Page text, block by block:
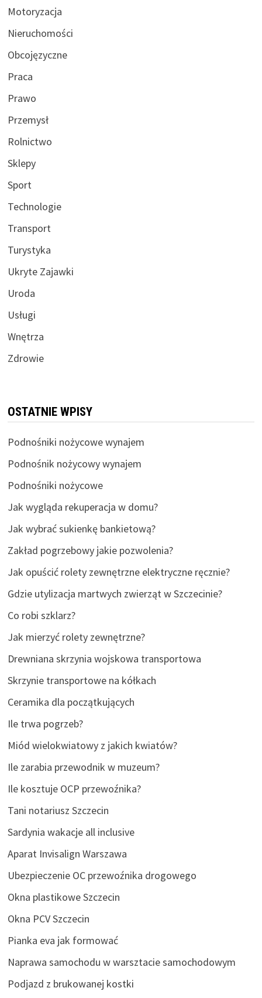
Motoryzacja
Nieruchomości
Obcojęzyczne
Praca
Prawo
Przemysł
Rolnictwo
Sklepy
Sport
Technologie
Transport
Turystyka
Ukryte Zajawki
Uroda
Usługi
Wnętrza
Zdrowie
OSTATNIE WPISY
Podnośniki nożycowe wynajem
Podnośnik nożycowy wynajem
Podnośniki nożycowe
Jak wygląda rekuperacja w domu?
Jak wybrać sukienkę bankietową?
Zakład pogrzebowy jakie pozwolenia?
Jak opuścić rolety zewnętrzne elektryczne ręcznie?
Gdzie utylizacja martwych zwierząt w Szczecinie?
Co robi szklarz?
Jak mierzyć rolety zewnętrzne?
Drewniana skrzynia wojskowa transportowa
Skrzynie transportowe na kółkach
Ceramika dla początkujących
Ile trwa pogrzeb?
Miód wielokwiatowy z jakich kwiatów?
Ile zarabia przewodnik w muzeum?
Ile kosztuje OCP przewoźnika?
Tani notariusz Szczecin
Sardynia wakacje all inclusive
Aparat Invisalign Warszawa
Ubezpieczenie OC przewoźnika drogowego
Okna plastikowe Szczecin
Okna PCV Szczecin
Pianka eva jak formować
Naprawa samochodu w warsztacie samochodowym
Podjazd z brukowanej kostki